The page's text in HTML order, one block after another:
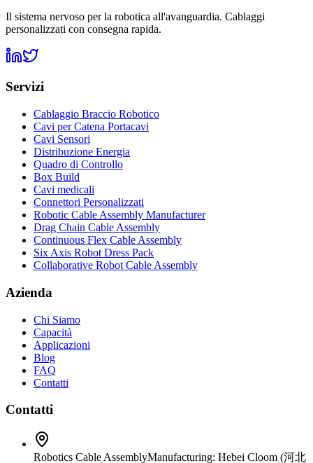
Il sistema nervoso per la robotica all'avanguardia. Cablaggi
personalizzati con consegna rapida.
Servizi
Cablaggio Braccio Robotico
Cavi per Catena Portacavi
Cavi Sensori
Distribuzione Energia
Quadro di Controllo
Box Build
Cavi medicali
Connettori Personalizzati
Robotic Cable Assembly Manufacturer
Drag Chain Cable Assembly
Continuous Flex Cable Assembly
Six Axis Robot Dress Pack
Collaborative Robot Cable Assembly
Azienda
Chi Siamo
Capacità
Applicazioni
Blog
FAQ
Contatti
Contatti
Robotics Cable AssemblyManufacturing: Hebei Cloom (河北